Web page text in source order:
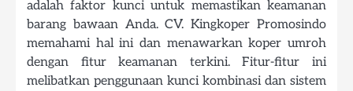
adalah faktor kunci untuk memastikan keamanan
barang bawaan Anda. CV. Kingkoper Promosindo
memahami hal ini dan menawarkan koper umroh
dengan fitur keamanan terkini. Fitur-fitur ini
melibatkan penggunaan kunci kombinasi dan sistem